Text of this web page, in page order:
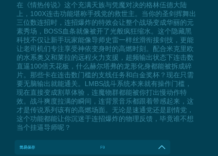
在《情热传说》这个充满天族与凭魔对决的格林伍德大陆
上，100X连击功能堪称手残党的救世主。当你的圣剑挥舞出
三位数连招时，连招爆炸的特效会让整个战场变成华丽的元
素秀场，BOSS血条就像被开了光般疯狂缩水。这个隐藏黑
科技不仅让新手玩家能像导师史雷一样丝滑衔接剑技，更能
让老司机们专注享受神依变身时的高燃时刻。配合米克里欧
的水系奥义和莱拉的远程火力支援，超频输出状态下连击数
直逼100倍天花板，什么赫尔塔弗的龙形化身都能被拆成碎
片。那些卡在连击数门槛的支线任务和白金奖杯？现在只需
要无脑输出就能通关。LMBS战斗系统本来就有操作门槛，
现在直接变成割草体验，连魔物群都能被你打出慢动作特
效。战斗爽度拉满的瞬间，连背景音乐都跟着带感起来，这
才是传说系列该有的高燃场面。无论是速通党还是剧情党，
这个功能都能让你沉迷于连招爆炸的物理反馈，毕竟谁不想
当个挂逼导师呢？
简易保存 F9